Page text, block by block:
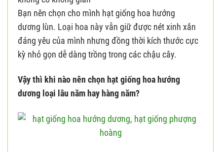
Bạn nên chọn cho mình hạt giống hoa hướng
dương lùn. Loại hoa này vẫn giữ được nét xinh xắn
đáng yêu của mình nhưng đồng thời kích thước cực
kỳ nhỏ gọn dễ dàng trồng trong các chậu cây.
Vậy thì khi nào nên chọn hạt giống hoa hướng
dương loại lâu năm hay hàng năm?